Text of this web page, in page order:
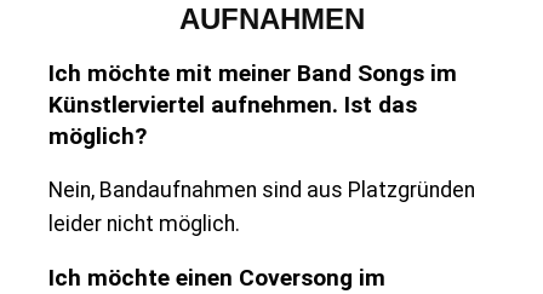
AUFNAHMEN
Ich möchte mit meiner Band Songs im
Künstlerviertel aufnehmen. Ist das
möglich?
Nein, Bandaufnahmen sind aus Platzgründen
leider nicht möglich.
Ich möchte einen Coversong im